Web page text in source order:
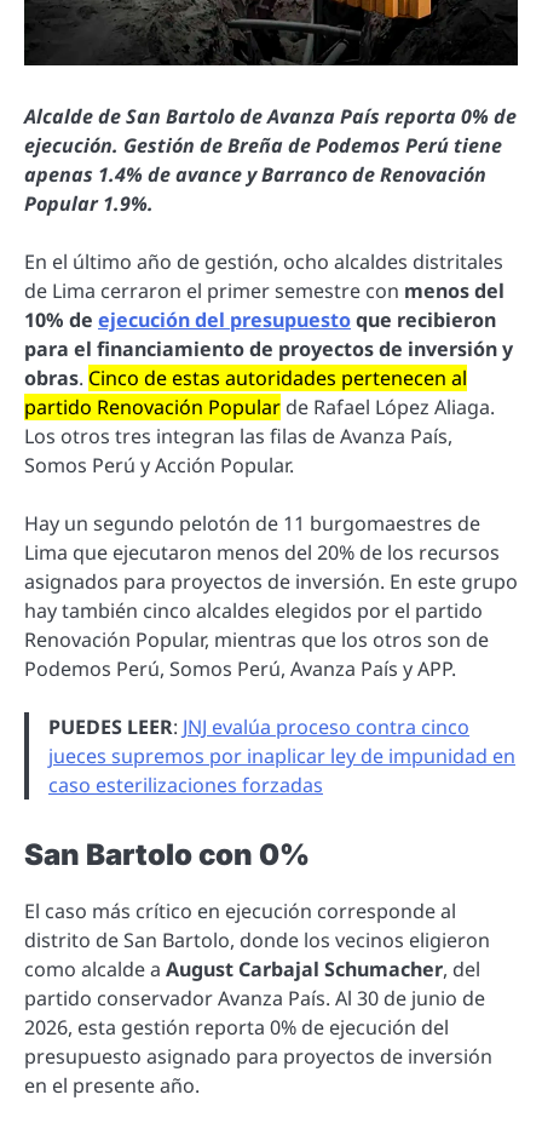
Alcalde de San Bartolo de Avanza País reporta 0% de
ejecución. Gestión de Breña de Podemos Perú tiene
apenas 1.4% de avance y Barranco de Renovación
Popular 1.9%.
En el último año de gestión, ocho alcaldes distritales
de Lima cerraron el primer semestre con menos del
10% de ejecución del presupuestoque recibieron
para el financiamiento de proyectos de inversión y
obras. Cinco de estas autoridades pertenecen al
partido Renovación Popular de Rafael López Aliaga.
Los otros tres integran las filas de Avanza País,
Somos Perú y Acción Popular.
Hay un segundo pelotón de 11 burgomaestres de
Lima que ejecutaron menos del 20% de los recursos
asignados para proyectos de inversión. En este grupo
hay también cinco alcaldes elegidos por el partido
Renovación Popular, mientras que los otros son de
Podemos Perú, Somos Perú, Avanza País y APP.
PUEDES LEER: JNJ evalúa proceso contra cinco
jueces supremos por inaplicar ley de impunidad en
caso esterilizaciones forzadas
San Bartolo con 0%
El caso más crítico en ejecución corresponde al
distrito de San Bartolo, donde los vecinos eligieron
como alcalde a August Carbajal Schumacher, del
partido conservador Avanza País. Al 30 de junio de
2026, esta gestión reporta 0% de ejecución del
presupuesto asignado para proyectos de inversión
en el presente año.